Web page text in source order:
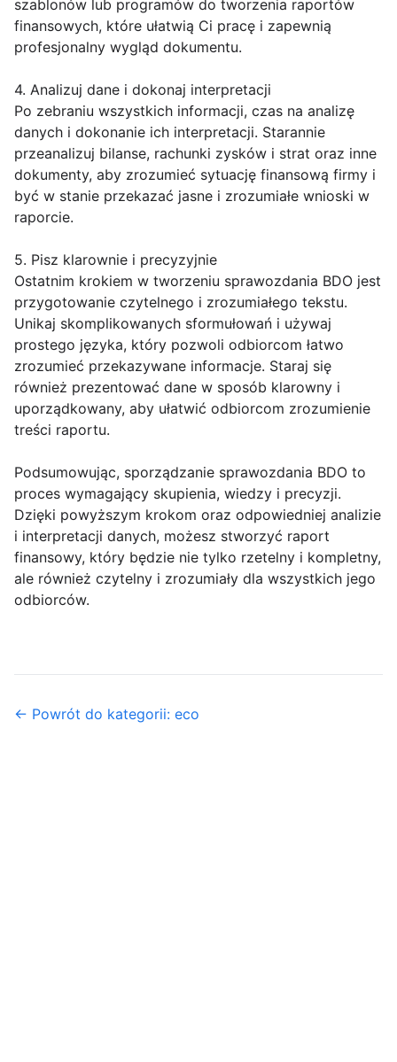
szablonów lub programów do tworzenia raportów
finansowych, które ułatwią Ci pracę i zapewnią
profesjonalny wygląd dokumentu.
4. Analizuj dane i dokonaj interpretacji
Po zebraniu wszystkich informacji, czas na analizę
danych i dokonanie ich interpretacji. Starannie
przeanalizuj bilanse, rachunki zysków i strat oraz inne
dokumenty, aby zrozumieć sytuację finansową firmy i
być w stanie przekazać jasne i zrozumiałe wnioski w
raporcie.
5. Pisz klarownie i precyzyjnie
Ostatnim krokiem w tworzeniu sprawozdania BDO jest
przygotowanie czytelnego i zrozumiałego tekstu.
Unikaj skomplikowanych sformułowań i używaj
prostego języka, który pozwoli odbiorcom łatwo
zrozumieć przekazywane informacje. Staraj się
również prezentować dane w sposób klarowny i
uporządkowany, aby ułatwić odbiorcom zrozumienie
treści raportu.
Podsumowując, sporządzanie sprawozdania BDO to
proces wymagający skupienia, wiedzy i precyzji.
Dzięki powyższym krokom oraz odpowiedniej analizie
i interpretacji danych, możesz stworzyć raport
finansowy, który będzie nie tylko rzetelny i kompletny,
ale również czytelny i zrozumiały dla wszystkich jego
odbiorców.
← Powrót do kategorii: eco